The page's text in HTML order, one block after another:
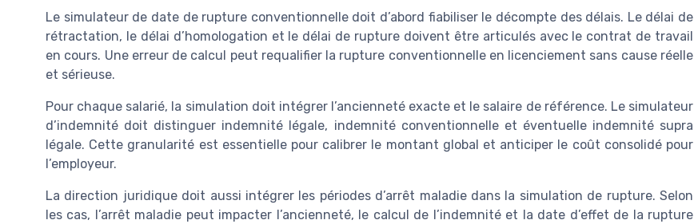
Le simulateur de date de rupture conventionnelle doit d’abord fiabiliser le décompte des délais. Le délai de
rétractation, le délai d’homologation et le délai de rupture doivent être articulés avec le contrat de travail
en cours. Une erreur de calcul peut requalifier la rupture conventionnelle en licenciement sans cause réelle
et sérieuse.
Pour chaque salarié, la simulation doit intégrer l’ancienneté exacte et le salaire de référence. Le simulateur
d’indemnité doit distinguer indemnité légale, indemnité conventionnelle et éventuelle indemnité supra
légale. Cette granularité est essentielle pour calibrer le montant global et anticiper le coût consolidé pour
l’employeur.
La direction juridique doit aussi intégrer les périodes d’arrêt maladie dans la simulation de rupture. Selon
les cas, l’arrêt maladie peut impacter l’ancienneté, le calcul de l’indemnité et la date d’effet de la rupture